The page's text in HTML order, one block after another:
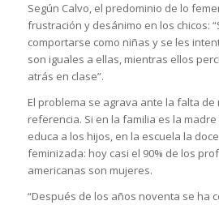
Según Calvo, el predominio de lo
frustración y desánimo en los chicos:
comportarse como niñas y se les
son iguales a ellas, mientras ellos
atrás en clase”.
El problema se agrava ante la falta
referencia. Si en la familia es la
educa a los hijos, en la escuela la
feminizada: hoy casi el 90% de los
americanas son mujeres.
“Después de los años noventa se ha